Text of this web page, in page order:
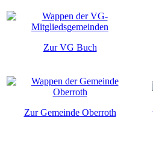
Zur VG Buch
Zur Gemeinde Oberroth